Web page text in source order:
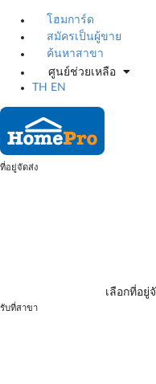
โฮมการ์ด
สมัครเป็นผู้ขาย
ค้นหาสาขา
ศูนย์ช่วยเหลือ
TH
EN
ที่อยู่จัดส่ง
เลือกที่อยู่
รับที่สาขา